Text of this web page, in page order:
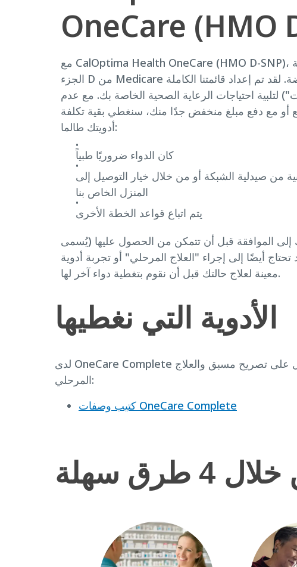
OneCare (HMO
مع CalOptima Health OneCare (HMO D-SNP)، تظل تكاليف أدوية
الجزء D من Medicare الخاصة بك منخفضة. لقد تم إعداد قائمتنا الكاملة
لتلبية احتياجات الرعاية الصحية الخاصة بك. مع عدم
أو مع دفع مبلغ منخفض جدًا منك، سنغطي بقية تكلفة
أدويتك طالما:
كان الدواء ضروريًا طبياً
من صيدلية الشبكة أو من خلال خيار التوصيل إلى
المنزل الخاص بنا
يتم اتباع قواعد الخطة الأخرى
إلى الموافقة قبل أن تتمكن من الحصول عليها (يُسمى
أيضًا إلى إجراء "العلاج المرحلي" أو تجربة أدوية
معينة لعلاج حالتك قبل أن نقوم بتغطية دواء آخر لها.
الأدوية التي نغطيها
لدى OneCare Complete كتيب الوصفات الخاص بها الذي يحتوي على جميع الأدوية التي تحتاجها وإرشادات واضحة للحصول على تصريح مسبق والعلاج
المرحلي:
كتيب وصفات OneCare Complete
سهلة